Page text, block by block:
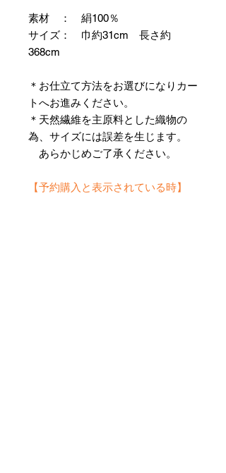
素材 ： 絹100％
サイズ： 巾約31cm 長さ約
368cm
＊お仕立て方法をお選びになりカー
トへお進みください。
＊天然繊維を主原料とした織物の
為、サイズには誤差を生じます。
あらかじめご了承ください。
【予約購入と表示されている時】